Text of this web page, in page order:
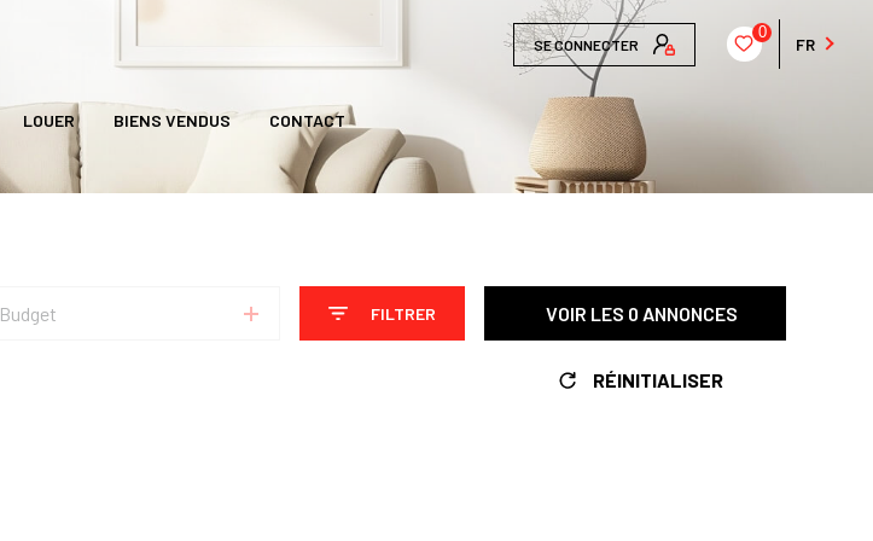
SE CONNECTER
0
FR
LOUER BIENS VENDUS CONTACT
Budget FILTRER VOIR LES 0 ANNONCES
RÉINITIALISER